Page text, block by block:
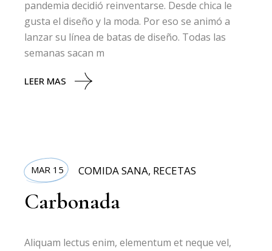
pandemia decidió reinventarse. Desde chica le
gusta el diseño y la moda. Por eso se animó a
lanzar su línea de batas de diseño. Todas las
semanas sacan m
LEER MAS
MAR 15 COMIDA SANA, RECETAS
Carbonada
Aliquam lectus enim, elementum et neque vel,